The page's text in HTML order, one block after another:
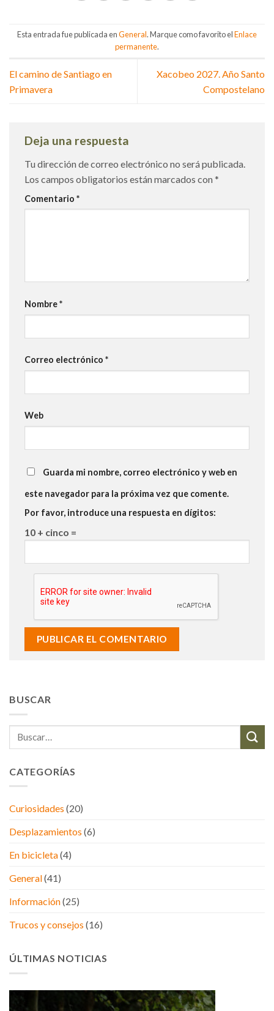
Esta entrada fue publicada enGeneral. Marque como favorito elEnlace
permanente.
El camino de Santiago en
Primavera
Xacobeo 2027. Año Santo
Compostelano
Deja una respuesta
Tu dirección de correo electrónico no será publicada.
Los campos obligatorios están marcados con *
Comentario *
Nombre*
Correo electrónico *
Web
Guarda mi nombre, correo electrónico y web en
este navegador para la próxima vez que comente.
Por favor, introduce una respuesta en dígitos:
10 + cinco =
BUSCAR
CATEGORÍAS
Curiosidades (20)
Desplazamientos (6)
En bicicleta(4)
General(41)
Información(25)
Trucos y consejos (16)
ÚLTIMAS NOTICIAS